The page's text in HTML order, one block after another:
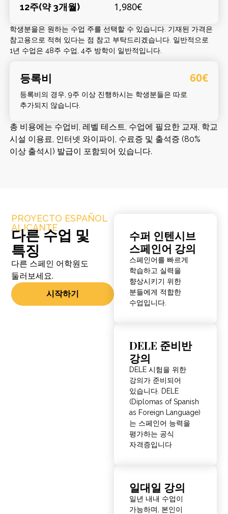
12주(약 3개월) 1,980€
학생분을은 원하는 수업 주를 선택할 수 있습니다. 기재된 가격은
참고용으로 적혀 있다는 점 참고 부탁드리겠습니다. 일반적으로
1년 수업은 48주 수업, 4주 방학이 일반적입니다.
등록비 60€
등록비의 경우, 9주 이상 진행하시는 학생분들은 따로
추가되지 않습니다.
총 비용에는 수업비, 레벨 테스트, 수업에 필요한 교재, 학교
시설 이용료, 인터넷 와이파이, 수료증 및 출석증 (80%
이상 출석시) 발급이 포함되어 있습니다.
PROYECTO ESPAÑOL
ALICANTE
다른 수업 및
특징
다른 스페인 어학원도
둘러보세요.
시작하기
수퍼 인텐시브
스페인어 강의
스페인어를 빠르게
학습하고 실력을
향상시키기 위한
분들에게 적합한
수업입니다.
DELE 준비반
강의
DELE 시험을 위한
강의가 준비되어
있습니다. DELE
(Diplomas of Spanish
as Foreign Language)
는 스페인어 능력을
평가하는 공식
자격증입니다
일대일 강의
일년 내내 수업이
가능하며, 본인이